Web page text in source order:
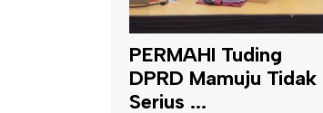
Jakarta, IndigoNews |
Memperingati delapan
dekade pengabdian kepada
negeri, PT Bank Negara
Indonesia...